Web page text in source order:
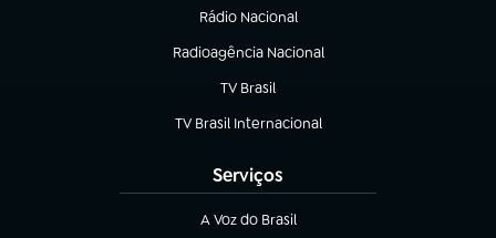
Rádio Nacional
Radioagência Nacional
(abre em nova aba)
TV Brasil
(abre em nova aba)
TV Brasil Internacional
(abre em nova aba)
Serviços
A Voz do Brasil
(abre em nova aba)